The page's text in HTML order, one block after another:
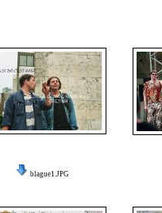
blague1.JPG